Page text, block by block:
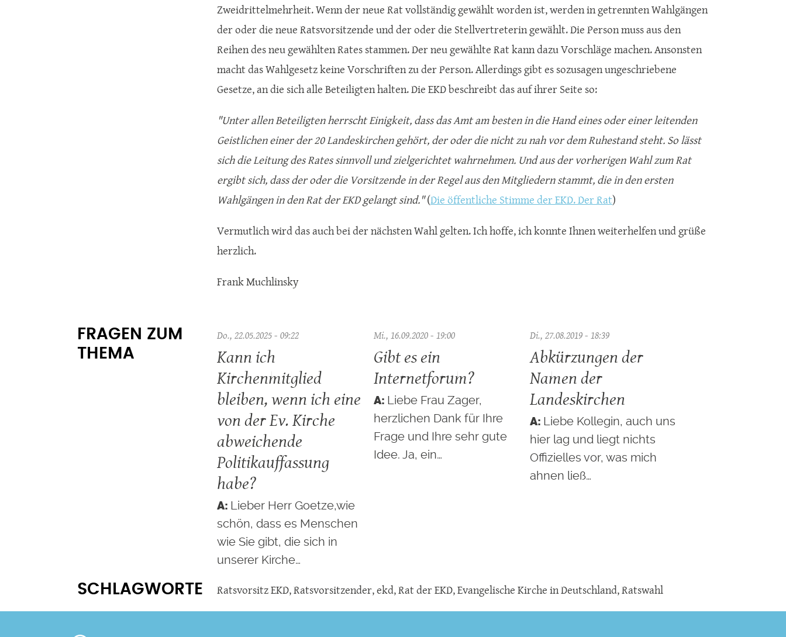
Zweidrittelmehrheit. Wenn der neue Rat vollständig gewählt worden ist, werden in getrennten Wahlgängen
der oder die neue Ratsvorsitzende und der oder die Stellvertreterin gewählt. Die Person muss aus den
Reihen des neu gewählten Rates stammen. Der neu gewählte Rat kann dazu Vorschläge machen. Ansonsten
macht das Wahlgesetz keine Vorschriften zu der Person. Allerdings gibt es sozusagen ungeschriebene
Gesetze, an die sich alle Beteiligten halten. Die EKD beschreibt das auf ihrer Seite so:
"Unter allen Beteiligten herrscht Einigkeit, dass das Amt am besten in die Hand eines oder einer leitenden
Geistlichen einer der 20 Landeskirchen gehört, der oder die nicht zu nah vor dem Ruhestand steht. So lässt
sich die Leitung des Rates sinnvoll und zielgerichtet wahrnehmen. Und aus der vorherigen Wahl zum Rat
ergibt sich, dass der oder die Vorsitzende in der Regel aus den Mitgliedern stammt, die in den ersten
Wahlgängen in den Rat der EKD gelangt sind."(Die öffentliche Stimme der EKD. Der Rat)
Vermutlich wird das auch bei der nächsten Wahl gelten. Ich hoffe, ich konnte Ihnen weiterhelfen und grüße
herzlich.
Frank Muchlinsky
FRAGEN ZUM
THEMA
Do., 22.05.2025 - 09:22
Kann ich
Kirchenmitglied
bleiben, wenn ich eine
von der Ev. Kirche
abweichende
Politikauffassung
habe?
Lieber Herr Goetze,wie
schön, dass es Menschen
wie Sie gibt, die sich in
unserer Kirche…
Mi., 16.09.2020 - 19:00
Gibt es ein
Internetforum?
Liebe Frau Zager,
herzlichen Dank für Ihre
Frage und Ihre sehr gute
Idee. Ja, ein…
Di., 27.08.2019 - 18:39
Abkürzungen der
Namen der
Landeskirchen
Liebe Kollegin, auch uns
hier lag und liegt nichts
Offizielles vor, was mich
ahnen ließ…
SCHLAGWORTE Ratsvorsitz EKD,Ratsvorsitzender,ekd,Rat der EKD,Evangelische Kirche in Deutschland,Ratswahl